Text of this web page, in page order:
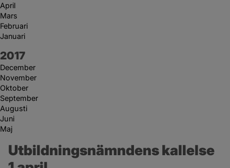
April
Mars
Februari
Januari
År:
2017
December
November
Oktober
September
Augusti
Juni
Maj
Utbildningsnämndens kallelse